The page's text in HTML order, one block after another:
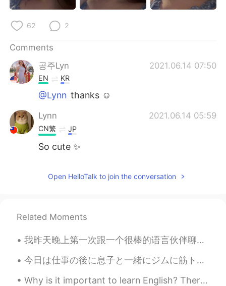
62 2
Comments
공주Lyn
2021.06.14 07:50
EN KR
@Lynn thanks ☺️
Lynn 2021.06.14 05:59
CN繁 JP
So cute ✨
Open HelloTalk to join the conversation
Related Moments
我昨天晚上第一次跟一个很棒的语言伙伴聊天。我们聊到我们的职业生涯，日常生活以及我们进步之路。我们之后会提前分享文章还有公司年终报告。她的英语很流利，就是想要提高一点谈论更专业的话题。她觉得我普通...
今日は仕事の後に息子と一緒にジムに筋トレした Today after work my son and I worked out at the gym 休憩に息子は軽食を食べて、とても元気になっ...
Why is it important to learn English? There are many, many reasons why learning a new language is...